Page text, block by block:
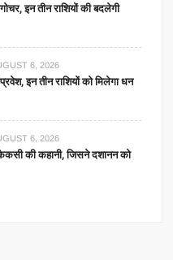
इन तीन राशियों की बदलेगी
6, 2026
इन तीन राशियों को मिलेगा धन
6, 2026
की कहानी, जिसने दशानन को